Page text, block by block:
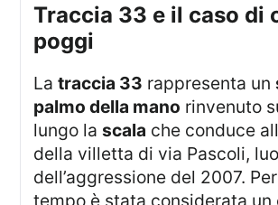
traccia 33 e il caso di chiara
poggi
Latraccia 33 rappresenta un
palmo della mano rinvenuto
lungo lascala che conduce
della villetta di via Pascoli,
dell’aggressione del 2007.